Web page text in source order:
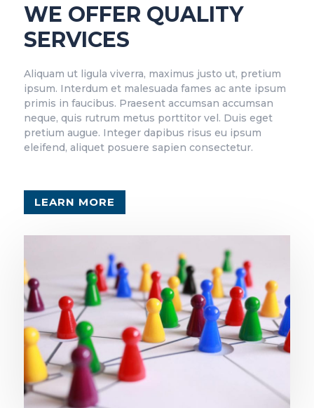
WE OFFER QUALITY
SERVICES
Aliquam ut ligula viverra, maximus justo ut, pretium
ipsum. Interdum et malesuada fames ac ante ipsum
primis in faucibus. Praesent accumsan accumsan
neque, quis rutrum metus porttitor vel. Duis eget
pretium augue. Integer dapibus risus eu ipsum
eleifend, aliquet posuere sapien consectetur.
LEARN MORE